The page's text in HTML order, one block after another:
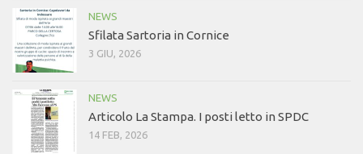
NEWS
Sfilata Sartoria in Cornice
3 GIU, 2026
NEWS
Articolo La Stampa. I posti letto in SPDC
14 FEB, 2026